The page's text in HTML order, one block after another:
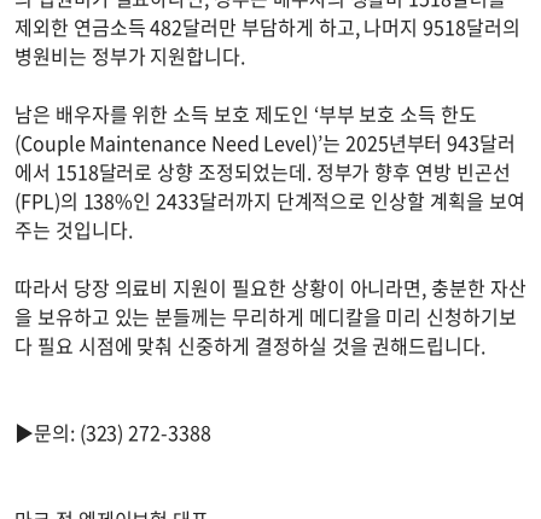
제외한 연금소득 482달러만 부담하게 하고, 나머지 9518달러의
병원비는 정부가 지원합니다.
남은 배우자를 위한 소득 보호 제도인 ‘부부 보호 소득 한도
(Couple Maintenance Need Level)’는 2025년부터 943달러
에서 1518달러로 상향 조정되었는데. 정부가 향후 연방 빈곤선
(FPL)의 138%인 2433달러까지 단계적으로 인상할 계획을 보여
주는 것입니다.
따라서 당장 의료비 지원이 필요한 상황이 아니라면, 충분한 자산
을 보유하고 있는 분들께는 무리하게 메디칼을 미리 신청하기보
다 필요 시점에 맞춰 신중하게 결정하실 것을 권해드립니다.
▶문의: (323) 272-3388